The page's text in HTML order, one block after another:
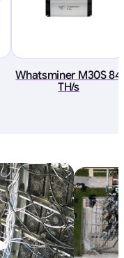
Whatsminer M30S 84
TH/s